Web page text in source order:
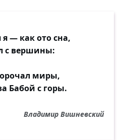
я — как ото сна,
с вершины:
миры,
Бабой с горы.
Владимир Вишневский